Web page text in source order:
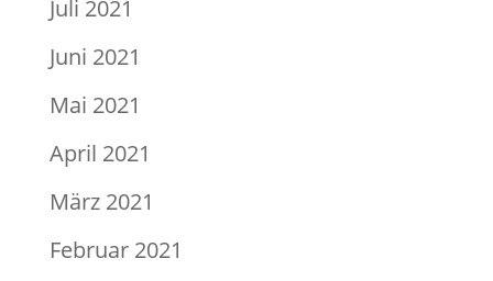
Juli 2021
Juni 2021
Mai 2021
April 2021
März 2021
Februar 2021